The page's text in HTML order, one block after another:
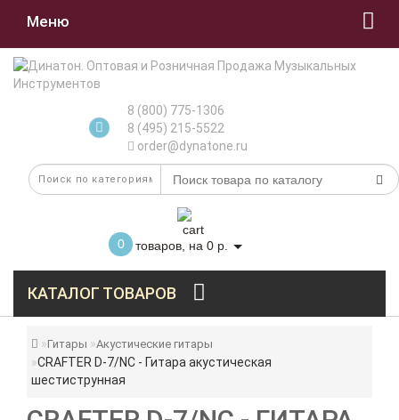
Меню
8 (800) 775-1306
8 (495) 215-5522
order@dynatone.ru
0 товаров, на 0 р.
КАТАЛОГ ТОВАРОВ
Гитары Акустические гитары
CRAFTER D-7/NC - Гитара акустическая
шестиструнная